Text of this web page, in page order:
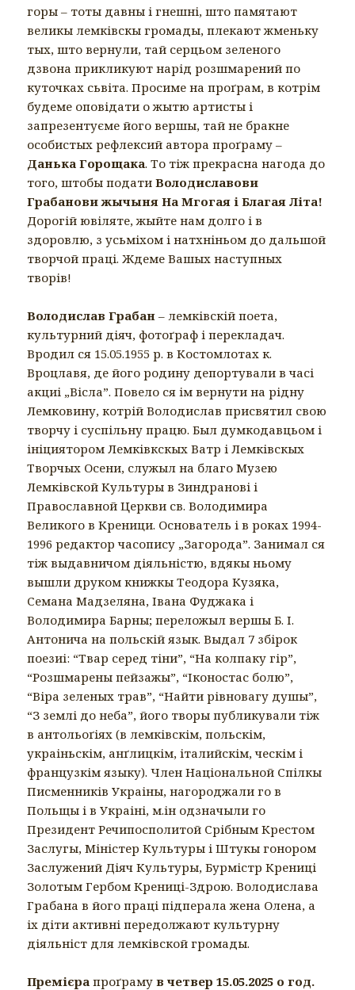
горы – тоты давны і гнешні, што памятают
великы лемківскы громады, плекают жменьку
тых, што вернули, тай серцьом зеленого
дзвона прикликуют нарід розшмарений по
куточках сьвіта. Просиме на проґрам, в котрім
будеме оповідати о жытю артисты і
запрезентуєме його вершы, тай не бракне
особистых рефлексий автора проґраму –
Данька Горощака. То тіж прекрасна нагода до
того, штобы подати Володиславови
Грабанови жычыня На Мгогая і Благая Літа!
Дорогій ювіляте, жыйте нам долго і в
здоровлю, з усьміхом і натхніньом до дальшой
творчой праці. Ждеме Вашых наступных
творів!
Володислав Грабан – лемківскій поета,
культурний діяч, фотоґраф і перекладач.
Вродил ся 15.05.1955 р. в Костомлотах к.
Вроцлавя, де його родину депортували в часі
акциі „Вісла”. Повело ся ім вернути на рідну
Лемковину, котрій Володислав присвятил свою
творчу і суспільну працю. Был думкодавцьом і
ініциятором Лемківкскых Ватр і Лемківскых
Творчых Осени, служыл на благо Музею
Лемківской Культуры в Зиндранові і
Православной Церкви св. Володимира
Великого в Креници. Основатель і в роках 1994-
1996 редактор часопису „Загорода”. Занимал ся
тіж выдавничом діяльністю, вдякы ньому
вышли друком книжкы Теодора Кузяка,
Семана Мадзеляна, Івана Фуджака і
Володимира Барны; переложыл вершы Б. І.
Антонича на польскій язык. Выдал 7 збірок
поезиі: “Твар серед тіни”, “На колпаку гір”,
“Розшмарены пейзажы”, “Іконостас болю”,
“Віра зеленых трав”, “Найти рівновагу душы”,
“З землі до неба”, його творы публикували тіж
в антольоґіях (в лемківскім, польскім,
украіньскім, анґлицкім, італийскім, ческім і
французкім языку). Член Національной Спілкы
Писменників Украіны, нагороджали го в
Польщы і в Украіні, м.ін одзначыли го
Президент Речипосполитой Срібным Крестом
Заслугы, Міністер Культуры і Штукы гонором
Заслужений Діяч Культуры, Бурмістр Крениці
Золотым Гербом Крениці-Здрою. Володислава
Грабана в його праці підперала жена Олена, а
іх діти активні передолжают культурну
діяльніст для лемківской громады.
Премієра проґрамув четвер 15.05.2025 о год.